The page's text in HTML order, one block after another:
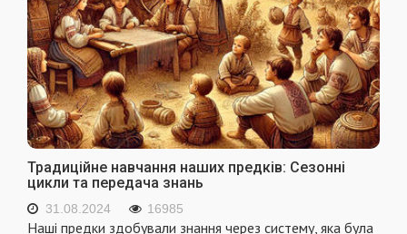
Традиційне навчання наших предків: Сезонні
цикли та передача знань
31.08.2024 16985
Наші предки здобували знання через систему, яка була